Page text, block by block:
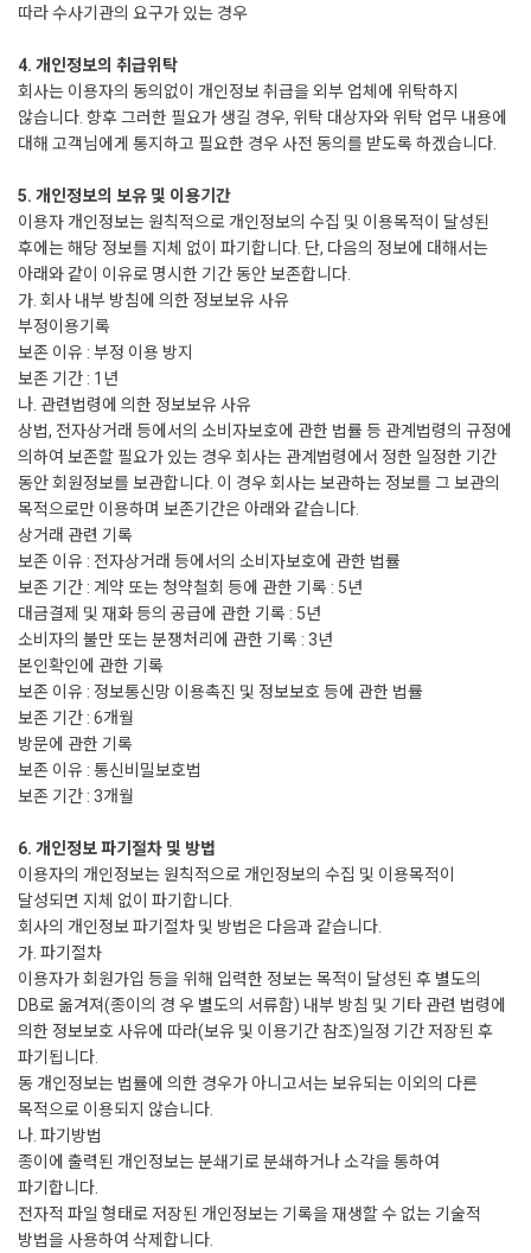
따라 수사기관의 요구가 있는 경우
4. 개인정보의 취급위탁
회사는 이용자의 동의없이 개인정보 취급을 외부 업체에 위탁하지
않습니다. 향후 그러한 필요가 생길 경우, 위탁 대상자와 위탁 업무 내용에
대해 고객님에게 통지하고 필요한 경우 사전 동의를 받도록 하겠습니다.
5. 개인정보의 보유 및 이용기간
이용자 개인정보는 원칙적으로 개인정보의 수집 및 이용목적이 달성된
후에는 해당 정보를 지체 없이 파기합니다. 단, 다음의 정보에 대해서는
아래와 같이 이유로 명시한 기간 동안 보존합니다.
가. 회사 내부 방침에 의한 정보보유 사유
부정이용기록
보존 이유 : 부정 이용 방지
보존 기간 : 1년
나. 관련법령에 의한 정보보유 사유
상법, 전자상거래 등에서의 소비자보호에 관한 법률 등 관계법령의 규정에
의하여 보존할 필요가 있는 경우 회사는 관계법령에서 정한 일정한 기간
동안 회원정보를 보관합니다. 이 경우 회사는 보관하는 정보를 그 보관의
목적으로만 이용하며 보존기간은 아래와 같습니다.
상거래 관련 기록
보존 이유 : 전자상거래 등에서의 소비자보호에 관한 법률
보존 기간 : 계약 또는 청약철회 등에 관한 기록 : 5년
대금결제 및 재화 등의 공급에 관한 기록 : 5년
소비자의 불만 또는 분쟁처리에 관한 기록 : 3년
본인확인에 관한 기록
보존 이유 : 정보통신망 이용촉진 및 정보보호 등에 관한 법률
보존 기간 : 6개월
방문에 관한 기록
보존 이유 : 통신비밀보호법
보존 기간 : 3개월
6. 개인정보 파기절차 및 방법
이용자의 개인정보는 원칙적으로 개인정보의 수집 및 이용목적이
달성되면 지체 없이 파기합니다.
회사의 개인정보 파기절차 및 방법은 다음과 같습니다.
가. 파기절차
이용자가 회원가입 등을 위해 입력한 정보는 목적이 달성된 후 별도의
DB로 옮겨져(종이의 경 우 별도의 서류함) 내부 방침 및 기타 관련 법령에
의한 정보보호 사유에 따라(보유 및 이용기간 참조)일정 기간 저장된 후
파기됩니다.
동 개인정보는 법률에 의한 경우가 아니고서는 보유되는 이외의 다른
목적으로 이용되지 않습니다.
나. 파기방법
종이에 출력된 개인정보는 분쇄기로 분쇄하거나 소각을 통하여
파기합니다.
전자적 파일 형태로 저장된 개인정보는 기록을 재생할 수 없는 기술적
방법을 사용하여 삭제합니다.